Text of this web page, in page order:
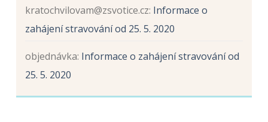
kratochvilovam@zsvotice.cz: Informace o
zahájení stravování od 25. 5. 2020
objednávka: Informace o zahájení stravování od
25. 5. 2020